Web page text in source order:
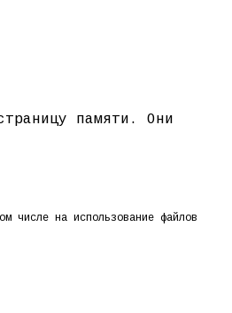
памяти. Они
числе на использование файлов